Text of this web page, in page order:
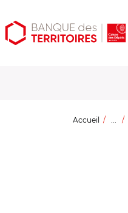
Aller
au
Aller
au
Ouvrir
les
Accueil ...